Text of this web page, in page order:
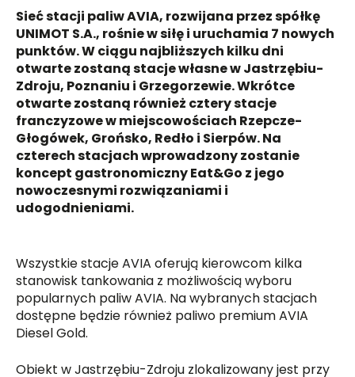
Sieć stacji paliw AVIA, rozwijana przez spółkę
UNIMOT S.A., rośnie w siłę i uruchamia 7 nowych
punktów. W ciągu najbliższych kilku dni
otwarte zostaną stacje własne w Jastrzębiu-
Zdroju, Poznaniu i Grzegorzewie. Wkrótce
otwarte zostaną również cztery stacje
franczyzowe w miejscowościach Rzepcze-
Głogówek, Grońsko, Redło i Sierpów. Na
czterech stacjach wprowadzony zostanie
koncept gastronomiczny Eat&Go z jego
nowoczesnymi rozwiązaniami i
udogodnieniami.
Wszystkie stacje AVIA oferują kierowcom kilka
stanowisk tankowania z możliwością wyboru
popularnych paliw AVIA. Na wybranych stacjach
dostępne będzie również paliwo premium AVIA
Diesel Gold.
Obiekt w Jastrzębiu-Zdroju zlokalizowany jest przy